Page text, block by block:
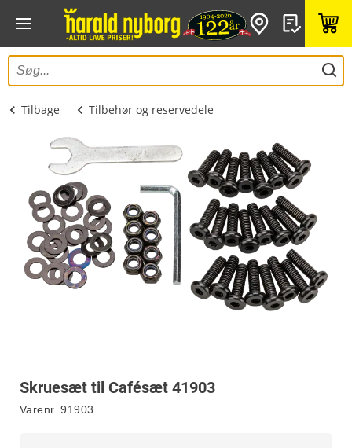
Tilbage Tilbehør og reservedele
Skruesæt til Cafésæt 41903
Varenr. 91903